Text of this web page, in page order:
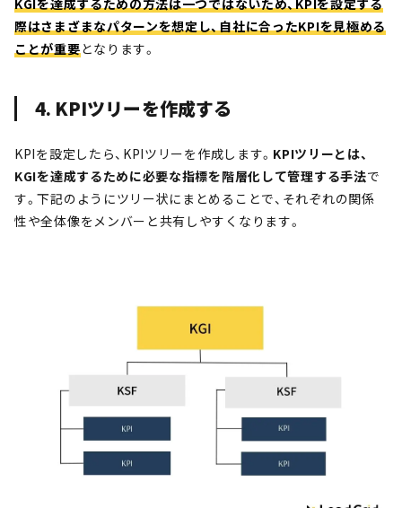
KGIを達成するための方法は一つではないため、KPIを設定する
際はさまざまなパターンを想定し、自社に合ったKPIを見極める
ことが重要となります。
4. KPIツリーを作成する
KPIを設定したら、KPIツリーを作成します。 KPIツリーとは、
KGIを達成するために必要な指標を階層化して管理する手法で
す。下記のようにツリー状にまとめることで、それぞれの関係
性や全体像をメンバーと共有しやすくなります。